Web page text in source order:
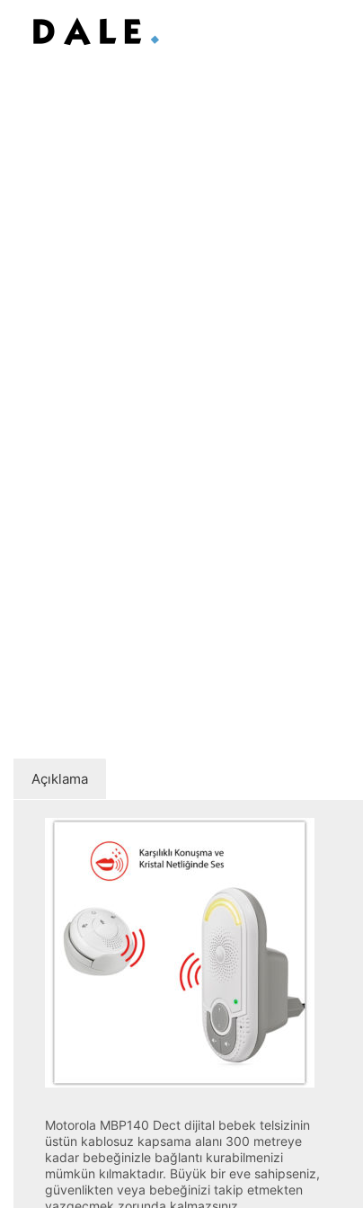
Açıklama
Motorola MBP140 Dect dijital bebek telsizinin
üstün kablosuz kapsama alanı 300 metreye
kadar bebeğinizle bağlantı kurabilmenizi
mümkün kılmaktadır. Büyük bir eve sahipseniz,
güvenlikten veya bebeğinizi takip etmekten